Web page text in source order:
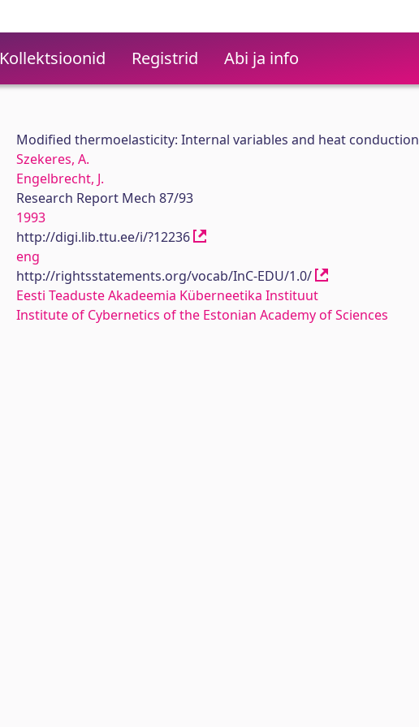
Kollektsioonid Registrid Abi ja info
Modified thermoelasticity: Internal variables and heat conduction
Szekeres, A.
Engelbrecht, J.
Research Report Mech 87/93
1993
http://digi.lib.ttu.ee/i/?12236
eng
http://rightsstatements.org/vocab/InC-EDU/1.0/
Eesti Teaduste Akadeemia Küberneetika Instituut
Institute of Cybernetics of the Estonian Academy of Sciences